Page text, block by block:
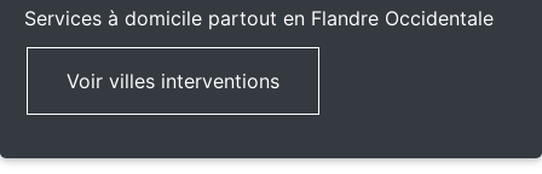
Services à domicile partout en Flandre Occidentale
Voir villes interventions